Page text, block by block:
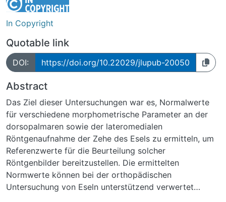
In Copyright
Quotable link
DOI: https://doi.org/10.22029/jlupub-20050
Abstract
Das Ziel dieser Untersuchungen war es, Normalwerte
für verschiedene morphometrische Parameter an der
dorsopalmaren sowie der lateromedialen
Röntgenaufnahme der Zehe des Esels zu ermitteln, um
Referenzwerte für die Beurteilung solcher
Röntgenbilder bereitzustellen. Die ermittelten
Normwerte können bei der orthopädischen
Untersuchung von Eseln unterstützend verwertet